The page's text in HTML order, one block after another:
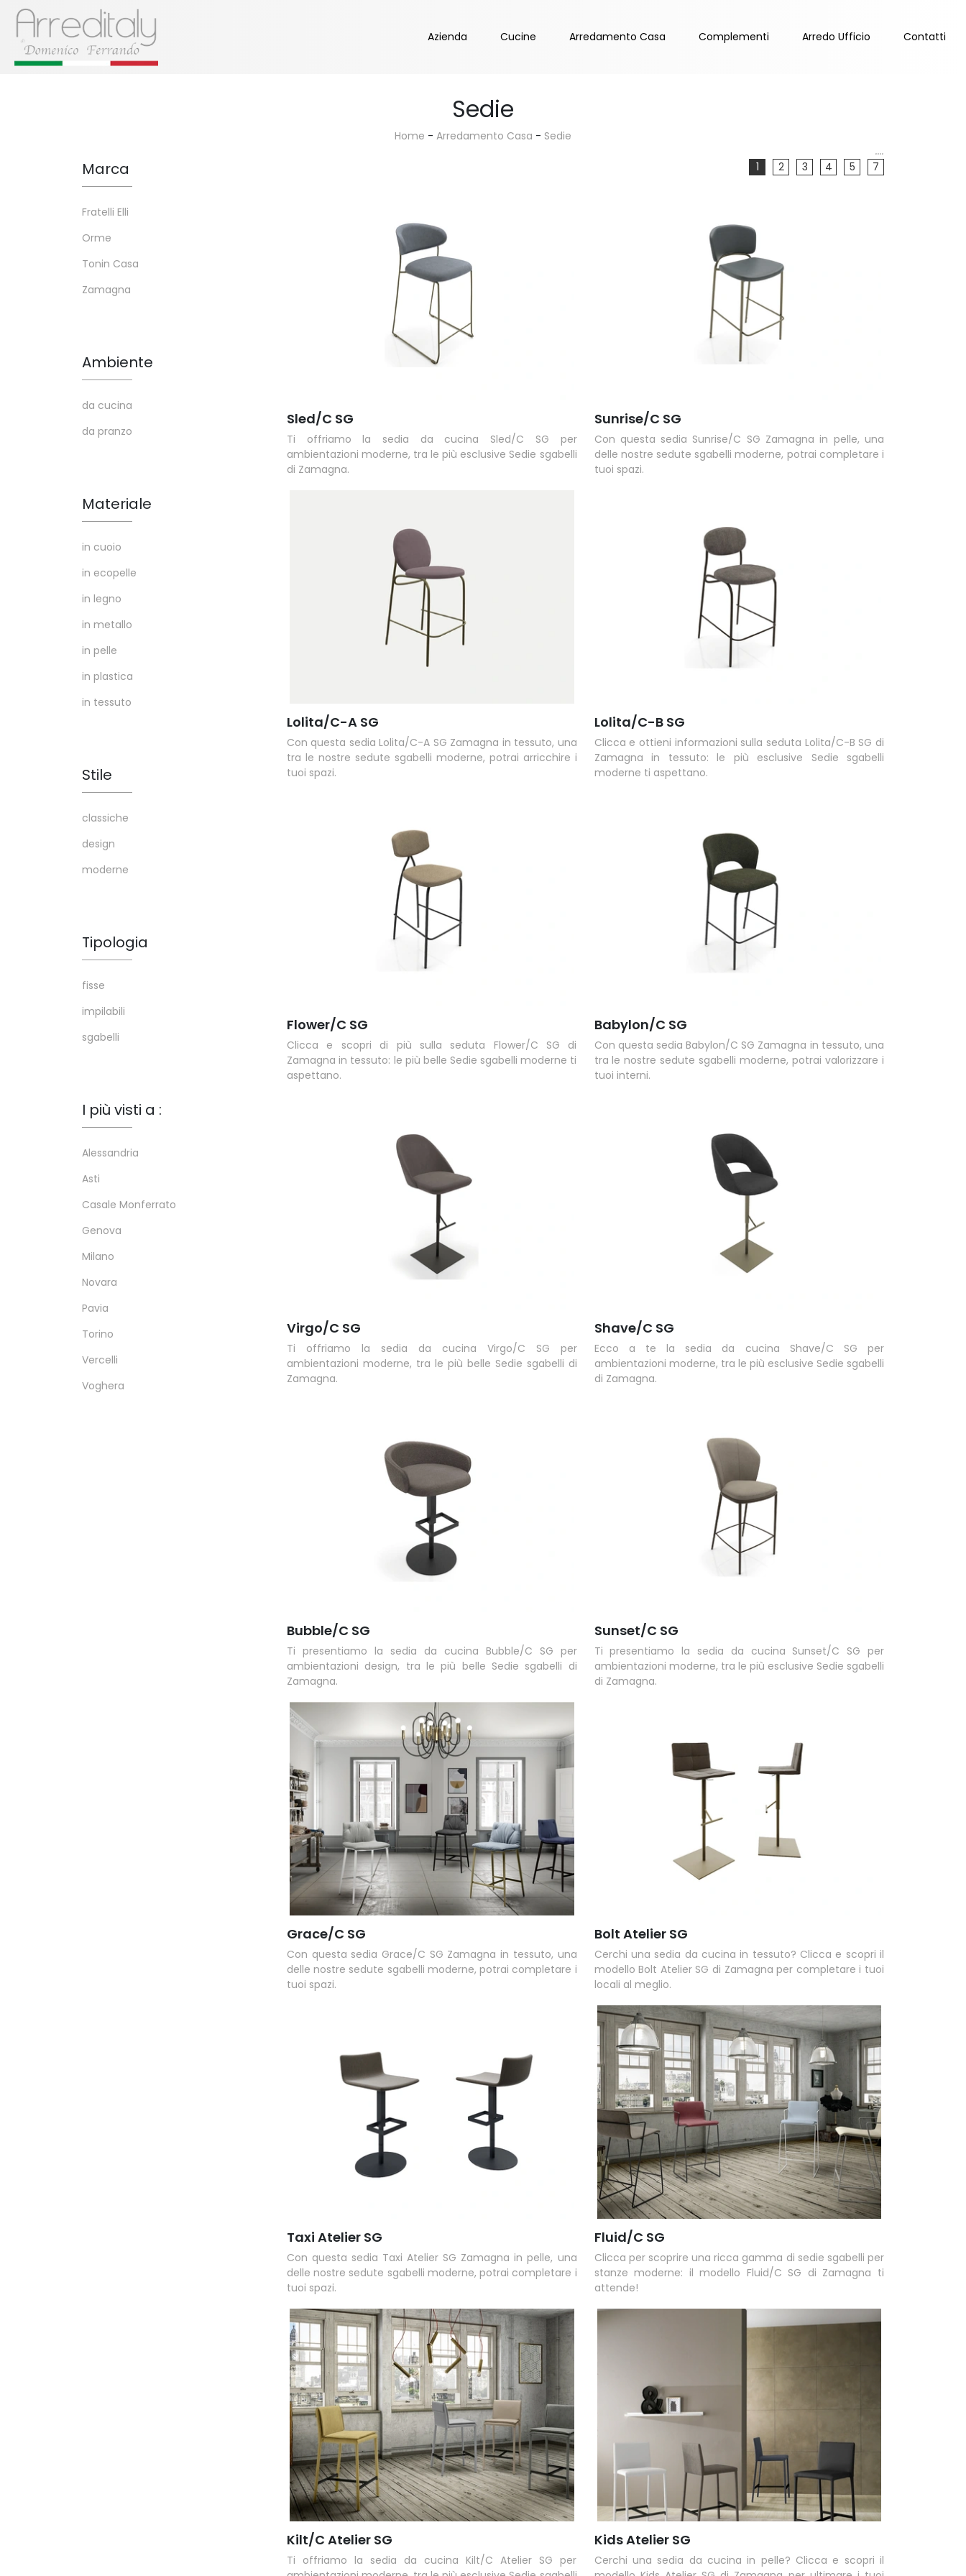
Azienda Cucine Arredamento Casa Complementi Arredo Ufficio Contatti
Sedie
Home - Arredamento Casa - Sedie
1 2 3 4 5
....
7
Sled/C SG
Ti offriamo la sedia da cucina Sled/C SG per
ambientazioni moderne, tra le più esclusive Sedie sgabelli
di Zamagna.
Sunrise/C SG
Con questa sedia Sunrise/C SG Zamagna in pelle, una
delle nostre sedute sgabelli moderne, potrai completare i
tuoi spazi.
Lolita/C-A SG
Con questa sedia Lolita/C-A SG Zamagna in tessuto, una
tra le nostre sedute sgabelli moderne, potrai arricchire i
tuoi spazi.
Lolita/C-B SG
Clicca e ottieni informazioni sulla seduta Lolita/C-B SG di
Zamagna in tessuto: le più esclusive Sedie sgabelli
moderne ti aspettano.
Flower/C SG
Clicca e scopri di più sulla seduta Flower/C SG di
Zamagna in tessuto: le più belle Sedie sgabelli moderne ti
aspettano.
Babylon/C SG
Con questa sedia Babylon/C SG Zamagna in tessuto, una
tra le nostre sedute sgabelli moderne, potrai valorizzare i
tuoi interni.
Virgo/C SG
Ti offriamo la sedia da cucina Virgo/C SG per
ambientazioni moderne, tra le più belle Sedie sgabelli di
Zamagna.
Shave/C SG
Ecco a te la sedia da cucina Shave/C SG per
ambientazioni moderne, tra le più esclusive Sedie sgabelli
di Zamagna.
Bubble/C SG
Ti presentiamo la sedia da cucina Bubble/C SG per
ambientazioni design, tra le più belle Sedie sgabelli di
Zamagna.
Sunset/C SG
Ti presentiamo la sedia da cucina Sunset/C SG per
ambientazioni moderne, tra le più esclusive Sedie sgabelli
di Zamagna.
Grace/C SG
Con questa sedia Grace/C SG Zamagna in tessuto, una
delle nostre sedute sgabelli moderne, potrai completare i
tuoi spazi.
Bolt Atelier SG
Cerchi una sedia da cucina in tessuto? Clicca e scopri il
modello Bolt Atelier SG di Zamagna per completare i tuoi
locali al meglio.
Taxi Atelier SG
Con questa sedia Taxi Atelier SG Zamagna in pelle, una
delle nostre sedute sgabelli moderne, potrai completare i
tuoi spazi.
Fluid/C SG
Clicca per scoprire una ricca gamma di sedie sgabelli per
stanze moderne: il modello Fluid/C SG di Zamagna ti
attende!
Kilt/C Atelier SG
Ti offriamo la sedia da cucina Kilt/C Atelier SG per
Kids Atelier SG
Cerchi una sedia da cucina in pelle? Clicca e scopri il
Marca
Fratelli Elli
Orme
Tonin Casa
Zamagna
Ambiente
da cucina
da pranzo
Materiale
in cuoio
in ecopelle
in legno
in metallo
in pelle
in plastica
in tessuto
Stile
classiche
design
moderne
Tipologia
fisse
impilabili
sgabelli
I più visti a :
Alessandria
Asti
Casale Monferrato
Genova
Milano
Novara
Pavia
Torino
Vercelli
Voghera